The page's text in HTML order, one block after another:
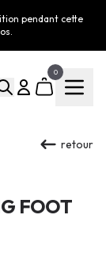
pendant cette
0
retour
FOOT